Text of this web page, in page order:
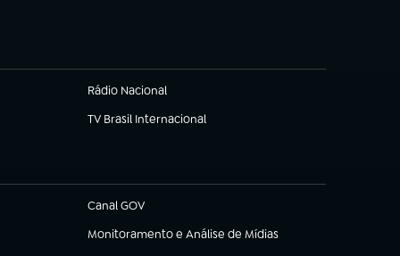
Rádio Nacional
TV Brasil Internacional
(abre em nova aba)
Canal GOV
(abre em nova aba)
Monitoramento e Análise de Mídias
(abre em nova aba)